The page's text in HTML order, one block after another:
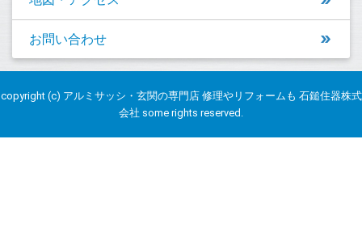
お問い合わせ
copyright (c) アルミサッシ・玄関の専門店 修理やリフォームも 石鎚住器株式
会社 some rights reserved.